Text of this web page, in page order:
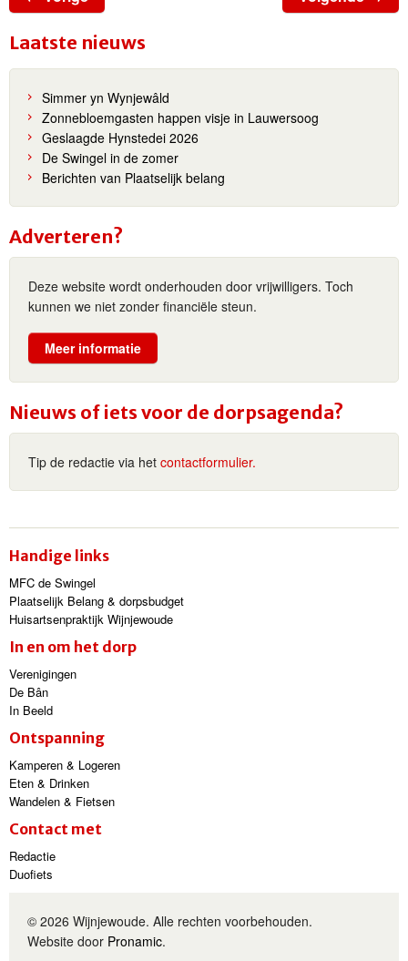
Laatste nieuws
Simmer yn Wynjewâld
Zonnebloemgasten happen visje in Lauwersoog
Geslaagde Hynstedei 2026
De Swingel in de zomer
Berichten van Plaatselijk belang
Adverteren?
Deze website wordt onderhouden door vrijwilligers. Toch
kunnen we niet zonder financiële steun.
Meer informatie
Nieuws of iets voor de dorpsagenda?
Tip de redactie via het contactformulier.
Handige links
MFC de Swingel
Plaatselijk Belang & dorpsbudget
Huisartsenpraktijk Wijnjewoude
In en om het dorp
Verenigingen
De Bân
In Beeld
Ontspanning
Kamperen & Logeren
Eten & Drinken
Wandelen & Fietsen
Contact met
Redactie
Duofiets
© 2026 Wijnjewoude. Alle rechten voorbehouden.
Website door Pronamic.